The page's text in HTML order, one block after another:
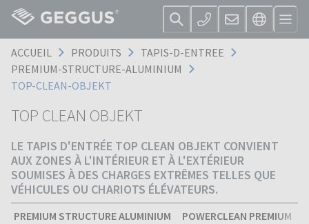
ACCUEIL PRODUITS
TAPIS-D-ENTREE
PREMIUM-STRUCTURE-ALUMINIUM
TOP-CLEAN-OBJEKT
TOP CLEAN OBJEKT
LE TAPIS D'ENTRÉE TOP CLEAN OBJEKT CONVIENT
AUX ZONES À L'INTÉRIEUR ET À L'EXTÉRIEUR
SOUMISES À DES CHARGES EXTRÊMES TELLES QUE
VÉHICULES OU CHARIOTS ÉLÉVATEURS.
PREMIUM STRUCTURE ALUMINIUM POWERCLEAN PREMIUM